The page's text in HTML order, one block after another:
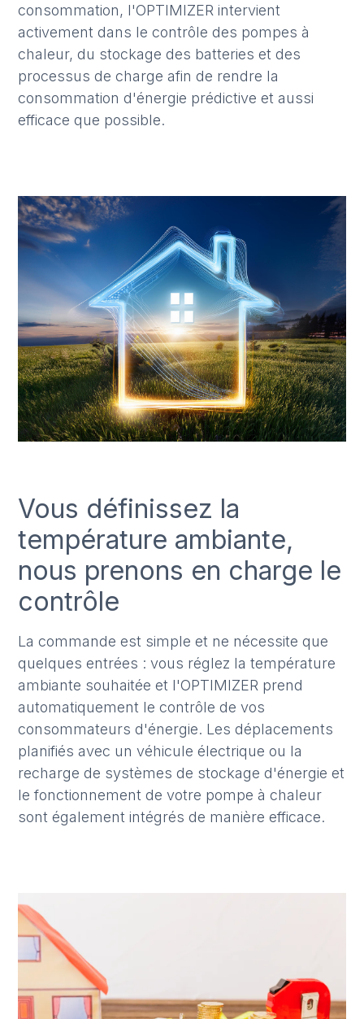
consommation, l'OPTIMIZER intervient
activement dans le contrôle des pompes à
chaleur, du stockage des batteries et des
processus de charge afin de rendre la
consommation d'énergie prédictive et aussi
efficace que possible.
Vous définissez la
température ambiante,
nous prenons en charge le
contrôle
La commande est simple et ne nécessite que
quelques entrées : vous réglez la température
ambiante souhaitée et l'OPTIMIZER prend
automatiquement le contrôle de vos
consommateurs d'énergie. Les déplacements
planifiés avec un véhicule électrique ou la
recharge de systèmes de stockage d'énergie et
le fonctionnement de votre pompe à chaleur
sont également intégrés de manière efficace.